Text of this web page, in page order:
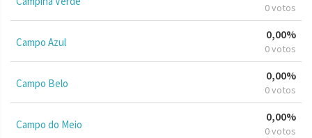
0 votos
Campo Azul
0,00%
0 votos
Campo Belo
0,00%
0 votos
Campo do Meio
0,00%
0 votos